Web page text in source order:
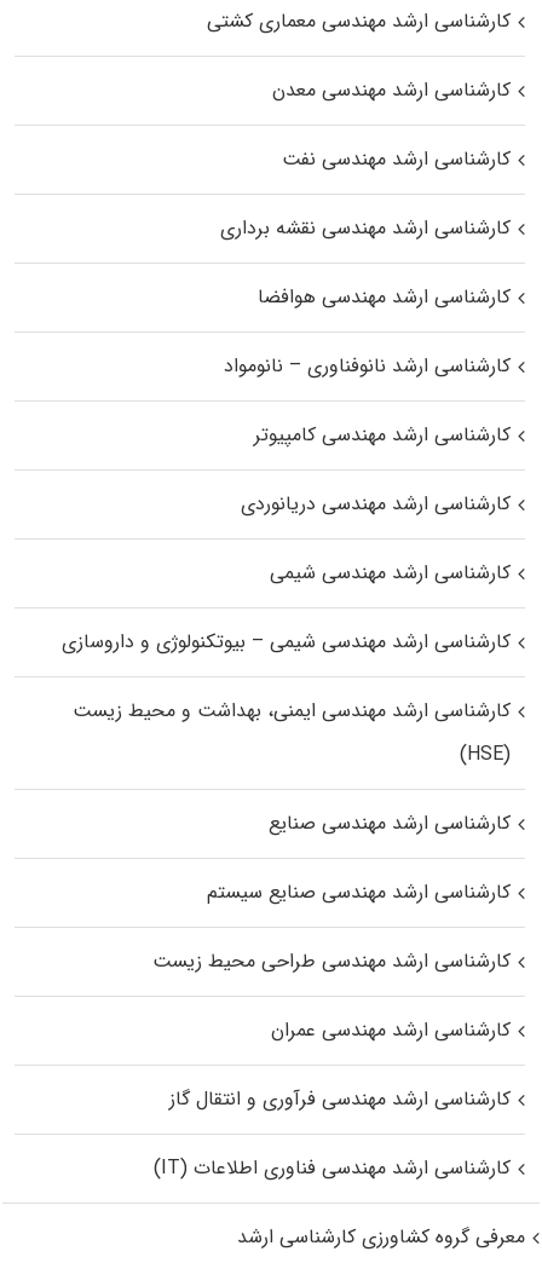
کارشناسی ارشد مهندسی معماری کشتی
کارشناسی ارشد مهندسی معدن
کارشناسی ارشد مهندسی نفت
کارشناسی ارشد مهندسی نقشه برداری
کارشناسی ارشد مهندسی هوافضا
کارشناسی ارشد نانوفناوری – نانومواد
کارشناسی ارشد مهندسی کامپیوتر
کارشناسی ارشد مهندسی دریانوردی
کارشناسی ارشد مهندسی شیمی
کارشناسی ارشد مهندسی شیمی – بیوتکنولوژی و داروسازی
کارشناسی ارشد مهندسی ایمنی، بهداشت و محیط زیست
(HSE)
کارشناسی ارشد مهندسی صنایع
کارشناسی ارشد مهندسی صنایع سیستم
کارشناسی ارشد مهندسی طراحی محیط زیست
کارشناسی ارشد مهندسی عمران
کارشناسی ارشد مهندسی فرآوری و انتقال گاز
کارشناسی ارشد مهندسی فناوری اطلاعات (IT)
معرفی گروه کشاورزی کارشناسی ارشد